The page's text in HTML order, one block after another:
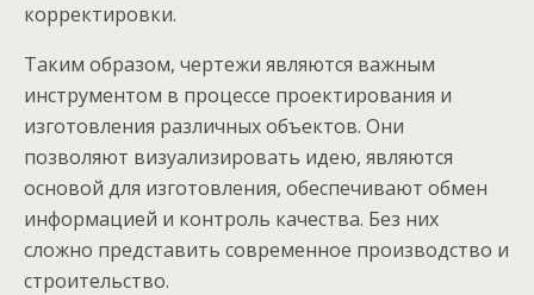
корректировки.
Таким образом, чертежи являются важным
инструментом в процессе проектирования и
изготовления различных объектов. Они
позволяют визуализировать идею, являются
основой для изготовления, обеспечивают обмен
информацией и контроль качества. Без них
сложно представить современное производство и
строительство.